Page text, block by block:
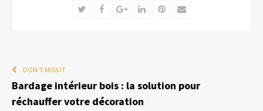
TwitterFacebookGoogle+LinkedInPinterest
Email
DON'T MISS IT
Bardage intérieur bois : la solution pour
réchauffer votre décoration